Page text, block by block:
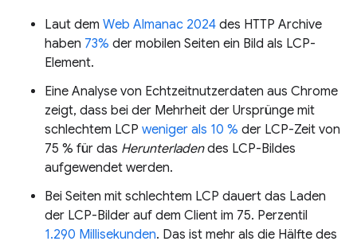
Laut dem Web Almanac 2024 des HTTP Archive
haben 73% der mobilen Seiten ein Bild als LCP-
Element.
Eine Analyse von Echtzeitnutzerdaten aus Chrome
zeigt, dass bei der Mehrheit der Ursprünge mit
schlechtem LCP weniger als 10 % der LCP-Zeit von
75 % für das Herunterladendes LCP-Bildes
aufgewendet werden.
Bei Seiten mit schlechtem LCP dauert das Laden
der LCP-Bilder auf dem Client im 75. Perzentil
1.290 Millisekunden. Das ist mehr als die Hälfte des